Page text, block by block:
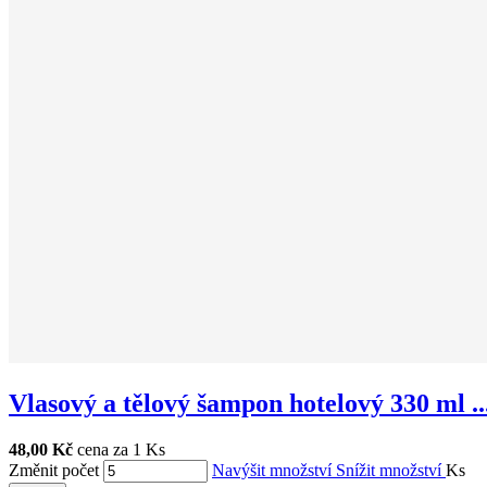
Vlasový a tělový šampon hotelový 330 ml
48,00 Kč cena za 1 Ks
Změnit počet
Navýšit množství Snížit množstvíKs